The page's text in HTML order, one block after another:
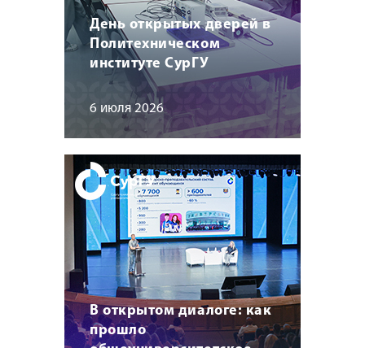
День открытых дверей в
Политехническом
институте СурГУ
6 июля 2026
В открытом диалоге: как
прошло